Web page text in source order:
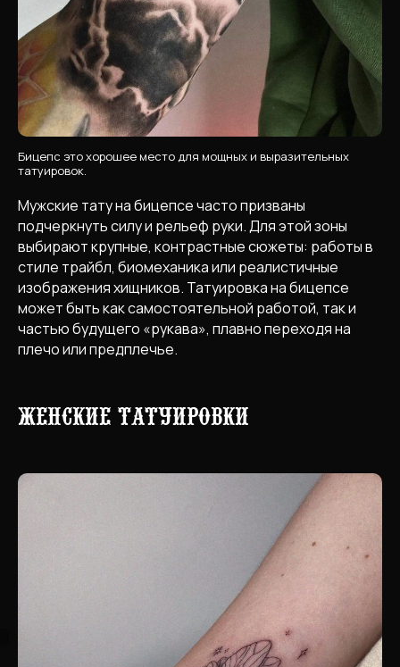
Бицепс это хорошее место для мощных и выразительных
татуировок.
Мужские тату на бицепсе часто призваны
подчеркнуть силу и рельеф руки. Для этой зоны
выбирают крупные, контрастные сюжеты: работы в
стиле трайбл, биомеханика или реалистичные
изображения хищников. Татуировка на бицепсе
может быть как самостоятельной работой, так и
частью будущего «рукава», плавно переходя на
плечо или предплечье.
Женские татуировки